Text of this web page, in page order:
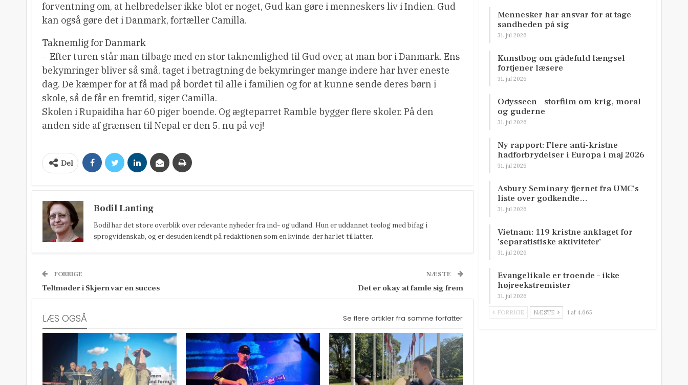
forventning om, at helbredelser ikke blot er noget, Gud kan gøre i menneskers liv i Indien. Gud
kan også gøre det i Danmark, fortæller Camilla.
Taknemlig for Danmark
– Efter turen står man tilbage med en stor taknemlighed til Gud over, at man bor i Danmark. Ens
bekymringer bliver så små, taget i betragtning de bekymringer mange indere har hver eneste
dag. De kæmper for at få mad på bordet til alle i familien og for at kunne sende deres børn i
skole, så de får en fremtid, siger Camilla.
Skolen i Rupaidiha har 60 piger boende. Og ægteparret Ramble bygger flere skoler. På den
anden side af grænsen til Nepal er den 5. nu på vej!
Del
Bodil Lanting
Bodil har det store overblik over relevante nyheder fra ind- og udland. Hun er uddannet teolog med bifag i
sprogvidenskab, og er desuden kendt på redaktionen som en kvinde, der har let til latter.
FORRIGE
Teltmøder i Skjern var en succes
NÆSTE
Det er okay at famle sig frem
LÆS OGSÅ Se flere artikler fra samme forfatter
Mennesker har ansvar for at tage
sandheden på sig
31. jul 2026
Kunstbog om gådefuld længsel
fortjener læsere
31. jul 2026
Odysseen – storfilm om krig, moral
og guderne
31. jul 2026
Ny rapport: Flere anti-kristne
hadforbrydelser i Europa i maj 2026
31. jul 2026
Asbury Seminary fjernet fra UMC’s
liste over godkendte…
31. jul 2026
Vietnam: 119 kristne anklaget for
’separatistiske aktiviteter’
31. jul 2026
Evangelikale er troende – ikke
højreekstremister
31. jul 2026
FORRIGE NÆSTE 1 af 4.665